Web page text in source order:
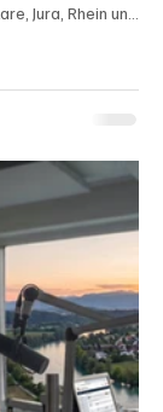
Jura, Rhein und
klassische